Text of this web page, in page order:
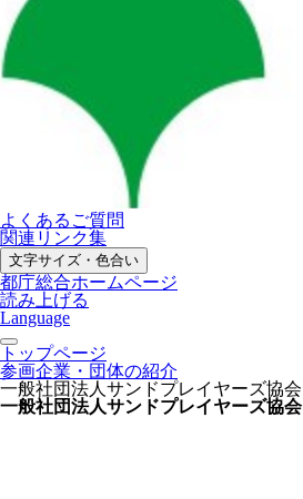
よくあるご質問
関連リンク集
文字サイズ・色合い
都庁総合ホームページ
読み上げる
Language
トップページ
参画企業・団体の紹介
一般社団法人サンドプレイヤーズ協会
一般社団法人サンドプレイヤーズ協会